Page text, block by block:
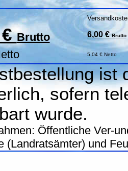
€Brutto 6,00 €Brutto
5,04 € Netto
ist
sofern
wurde.
Öffentliche Ver-
(Landratsämter) und